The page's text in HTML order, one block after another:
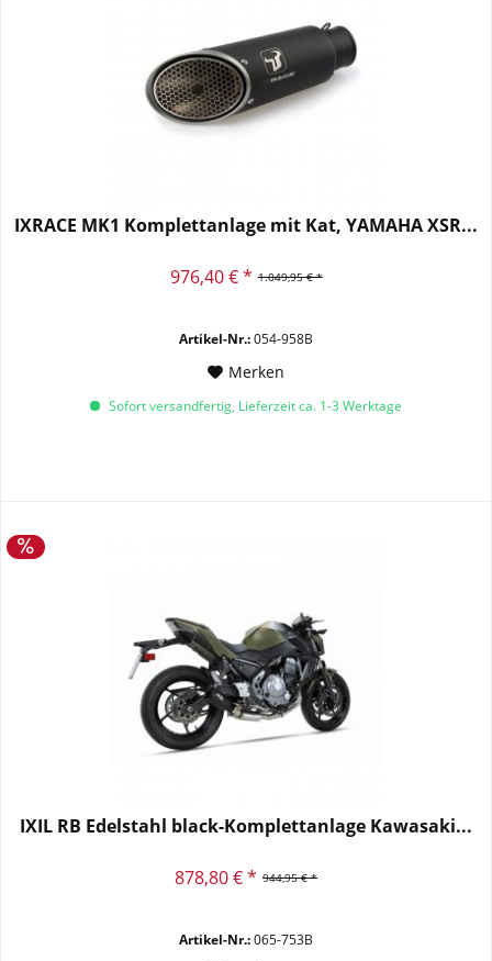
IXRACE MK1 Komplettanlage mit Kat, YAMAHA XSR...
1.049,95 € *
976,40 € *
Artikel-Nr.:054-958B
Merken
Sofort versandfertig, Lieferzeit ca. 1-3 Werktage
IXIL RB Edelstahl black-Komplettanlage Kawasaki...
944,95 € *
878,80 € *
Artikel-Nr.:065-753B